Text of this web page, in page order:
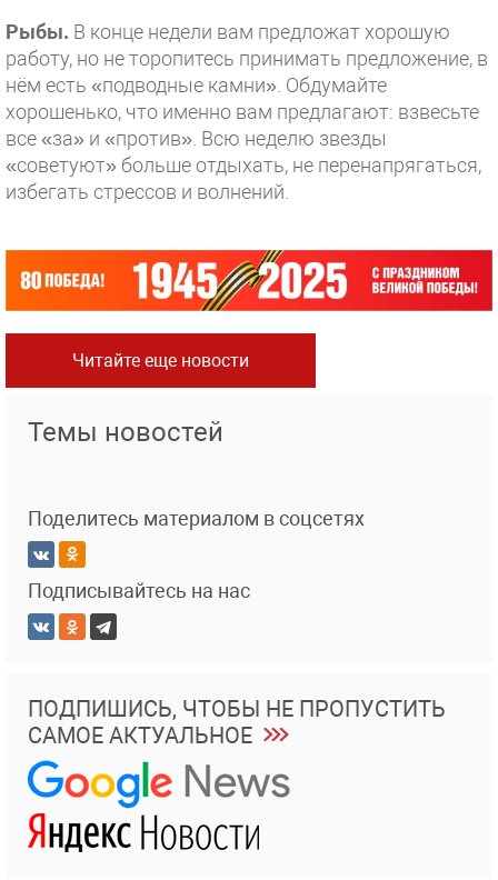
Рыбы. В конце недели вам предложат хорошую
работу, но не торопитесь принимать предложение, в
нём есть «подводные камни». Обдумайте
хорошенько, что именно вам предлагают: взвесьте
все «за» и «против». Всю неделю звезды
«советуют» больше отдыхать, не перенапрягаться,
избегать стрессов и волнений.
Читайте еще новости
Темы новостей
Поделитесь материалом в соцсетях
Подписывайтесь на нас
ПОДПИШИСЬ, ЧТОБЫ НЕ ПРОПУСТИТЬ
САМОЕ АКТУАЛЬНОЕ